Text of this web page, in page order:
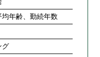
年齢、勤続年数
グ